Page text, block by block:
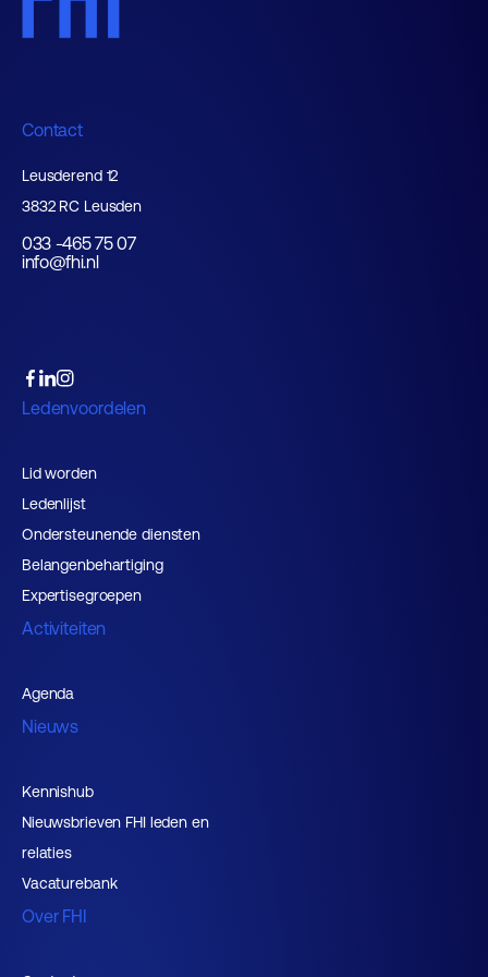
Contact
Leusderend 12
3832 RC Leusden
033 -465 75 07
info@fhi.nl
Ledenvoordelen
Lid worden
Ledenlijst
Ondersteunende diensten
Belangenbehartiging
Expertisegroepen
Activiteiten
Agenda
Nieuws
Kennishub
Nieuwsbrieven FHI leden en
relaties
Vacaturebank
Over FHI